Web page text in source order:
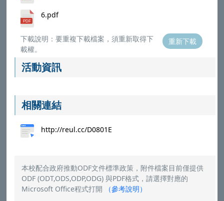
6.pdf
下載說明：要重複下載檔案，須重新取得下
載權。
重新下載
活動資訊
相關連結
http://reul.cc/D0801E
本校配合政府推動ODF文件標準政策，附件檔案目前僅提供
ODF (ODT,ODS,ODP,ODG) 與PDF格式，請選擇對應的
Microsoft Office程式打開
（參考說明）